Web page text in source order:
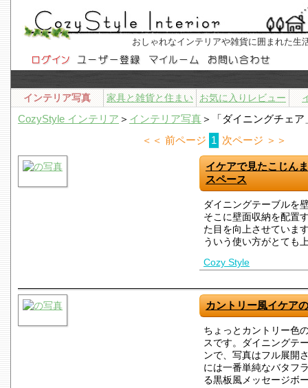
おしゃれなインテリアや雑貨に囲まれた生
インテリア写真 家具と雑貨と住まい お気に入りレビュー
CozyStyle インテリア ＞ インテリア写真＞「ダイニングチェ
＜＜ 前ページ 1 次ページ ＞＞
イケアで見たこじん
スペース
ダイニングテーブルを
そこに壁面収納を配置
た目を向上させていま
ういう使い方がとても
Cozy Style
カントリー風イケア
ちょっとカントリー色
スです。ダイニングテ
ンで、写真はフル展開
には一番単純なバタフ
る黒板風メッセージボ